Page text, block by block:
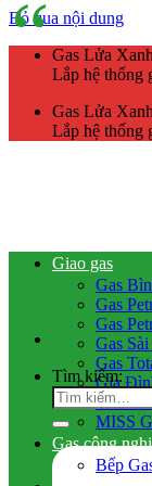
Bỏ qua nội dung
Gas Lửa
Lắp hệ thống
Gas Lửa
Lắp hệ thống
Tìm kiếm:
Giao gas
Gas
Gas
Gas
Gas
Gas
Gia
Gas
MISS
Gas công
Bếp